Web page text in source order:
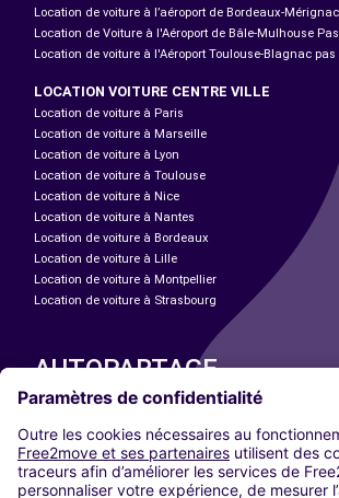
Location de voiture à l’aéroport de Bordeaux-
Location de Voiture à l'Aéroport de Bâle-Mulhouse
Location de voiture à l'Aéroport Toulouse-Blagnac pas
LOCATION VOITURE CENTRE VILLE
Location de voiture à Paris
Location de voiture à Marseille
Location de voiture à Lyon
Location de voiture à Toulouse
Location de voiture à Nice
Location de voiture à Nantes
Location de voiture à Bordeaux
Location de voiture à Lille
Location de voiture à Montpellier
Location de voiture à Strasbourg
AUTOPARTAGE
Paris
Madrid
Washington DC